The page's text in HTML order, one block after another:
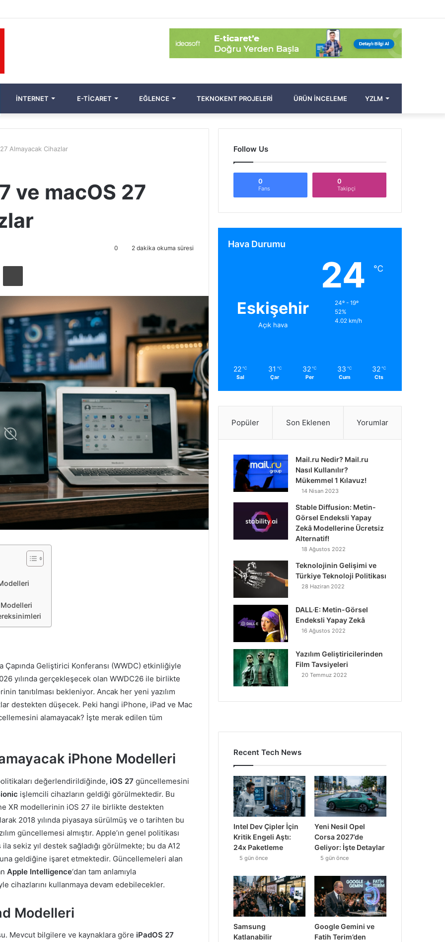
yap
...
Bölmesi
Makale
Ol
İNTERNET E-TICARET EĞLENCE TEKNOKENT PROJELERI ÜRÜN İNCELEME YZLM
Almayacak Cihazlar
ve macOS 27
0 2 dakika okuma süresi
Geliştirici Konferansı (WWDC) etkinliğiyle
yılında gerçekleşecek olan WWDC26 ile birlikte
tanıtılması bekleniyor. Ancak her yeni yazılım
destekten düşecek. Peki hangi iPhone, iPad ve Mac
alamayacak? İşte merak edilen tüm
iPhone Modelleri
değerlendirildiğinde, iOS 27 güncellemesini
işlemcili cihazların geldiği görülmektedir. Bu
XR modellerinin iOS 27 ile birlikte destekten
2018 yılında piyasaya sürülmüş ve o tarihten bu
güncellemesi almıştır. Apple’ın genel politikası
sekiz yıl destek sağladığı görülmekte; bu da A12
geldiğine işaret etmektedir. Güncellemeleri alan
Apple Intelligence‘dan tam anlamıyla
cihazlarını kullanmaya devam edebilecekler.
Modelleri
Mevcut bilgilere ve kaynaklara göre iPadOS 27
Follow Us
0
Fans
0
Takipçi
Hava Durumu
Eskişehir
Açık hava
24 ℃
24º - 19º
52%
4.02 km/h
22 ℃
Sal
31 ℃
Çar
32 ℃
Per
33 ℃
Cum
32 ℃
Cts
Popüler Son Eklenen Yorumlar
Mail.ru Nedir? Mail.ru
Nasıl Kullanılır?
Mükemmel 1 Kılavuz!
14 Nisan 2023
Stable Diffusion: Metin-
Görsel Endeksli Yapay
Zekâ Modellerine Ücretsiz
Alternatif!
18 Ağustos 2022
Teknolojinin Gelişimi ve
Türkiye Teknoloji Politikası
28 Haziran 2022
DALL·E: Metin-Görsel
Endeksli Yapay Zekâ
16 Ağustos 2022
Yazılım Geliştiricilerinden
Film Tavsiyeleri
20 Temmuz 2022
Recent Tech News
Intel Dev Çipler İçin
Kritik Engeli Aştı:
24x Paketleme
5 gün önce
Yeni Nesil Opel
Corsa 2027’de
Geliyor: İşte Detaylar
5 gün önce
Samsung
Katlanabilir
Google Gemini ve
Fatih Terim’den